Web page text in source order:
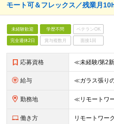
モート可＆フレックス／残業月
未経験歓迎 学歴不問 ベテランOK
完全週休2日 賞与複数月 面接1回
応募資格
給与
勤務地
働き方 リモートワー